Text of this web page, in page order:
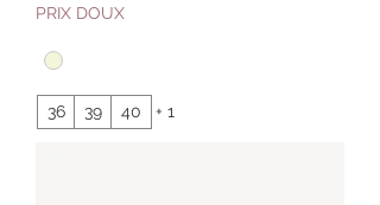
PRIX DOUX
36 39 40 + 1